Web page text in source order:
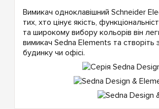
Вимикач одноклавішний Schneider
тих, хто цінує якість,
та широкому вибору кольорів він
вимикач Sedna Elements та
будинку чи офісі.